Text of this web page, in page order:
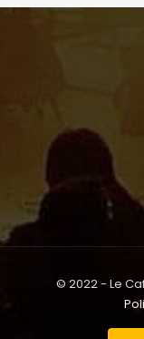
© 2022 - Le